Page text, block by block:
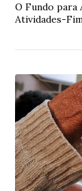
O Fundo para
Atividades-